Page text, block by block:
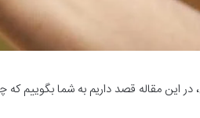
در این مقاله قصد داریم به شما بگوییم